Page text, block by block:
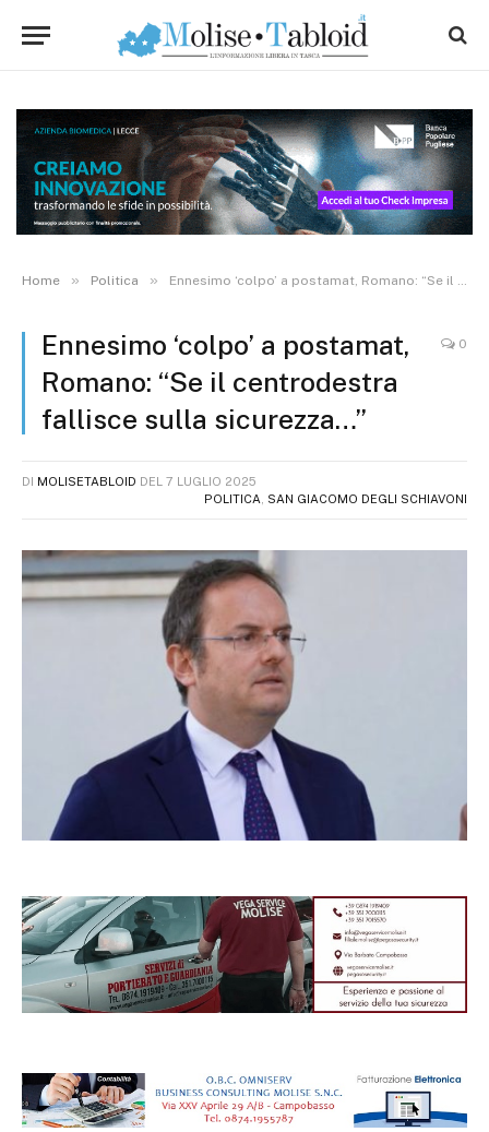
Home » Politica » Ennesimo ‘colpo’ a postamat, Romano: “Se il centrodestra fallisce sulla sicurezza…”
Ennesimo ‘colpo’ a postamat,
Romano: “Se il centrodestra
fallisce sulla sicurezza…”
0
DI MOLISETABLOID DEL 7 LUGLIO 2025
POLITICA
SAN GIACOMO DEGLI SCHIAVONI